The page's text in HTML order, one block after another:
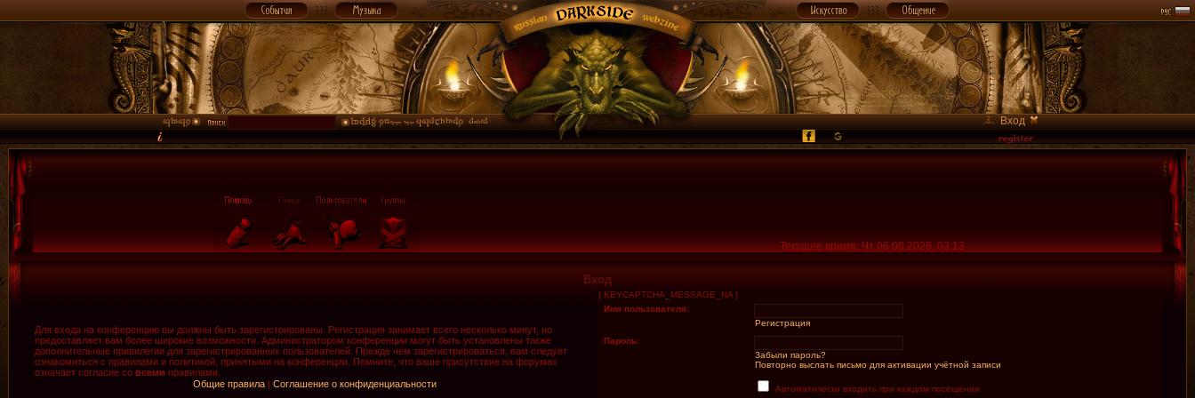
Вход
Текущее время: Чт 06.08.2026, 03:13
Вход
Для входа на конференцию вы должны быть зарегистрированы. Регистрация занимает всего несколько минут, но
предоставляет вам более широкие возможности. Администратором конференции могут быть установлены также
дополнительные привилегии для зарегистрированных пользователей. Прежде чем зарегистрироваться, вам следует
ознакомиться с правилами и политикой, принятыми на конференции. Помните, что ваше присутствие на форумах
означает согласие со всеми правилами.
Общие правила | Соглашение о конфиденциальности
{ KEYCAPTCHA_MESSAGE_NA }
Имя пользователя:
Регистрация
Пароль:
Забыли пароль?
Повторно выслать письмо для активации учётной записи
Автоматически входить при каждом посещении